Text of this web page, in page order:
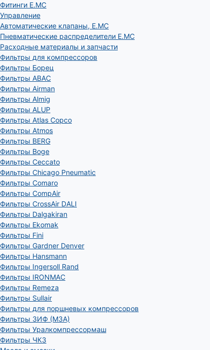
Фитинги E.MC
Управление
Автоматические клапаны, Е.МС
Пневматические распределители E.MC
Расходные материалы и запчасти
Фильтры для компрессоров
Фильтры Борец
Фильтры ABAC
Фильтры Airman
Фильтры Almig
Фильтры ALUP
Фильтры Atlas Copco
Фильтры Atmos
Фильтры BERG
Фильтры Boge
Фильтры Ceccato
Фильтры Chicago Pneumatic
Фильтры Comaro
Фильтры CompAir
Фильтры CrossAir DALI
Фильтры Dalgakiran
Фильтры Ekomak
Фильтры Fini
Фильтры Gardner Denver
Фильтры Hansmann
Фильтры Ingersoll Rand
Фильтры IRONMAC
Фильтры Remeza
Фильтры Sullair
Фильтры для поршневых компрессоров
Фильтры ЗИФ (МЗА)
Фильтры Уралкомпрессормаш
Фильтры ЧКЗ